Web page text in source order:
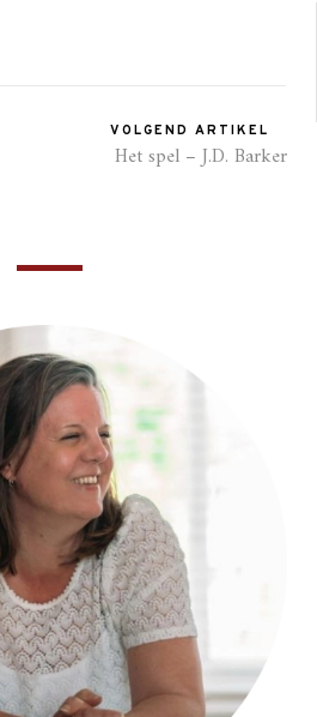
VOLGEND ARTIKEL
Het spel – J.D. Barker